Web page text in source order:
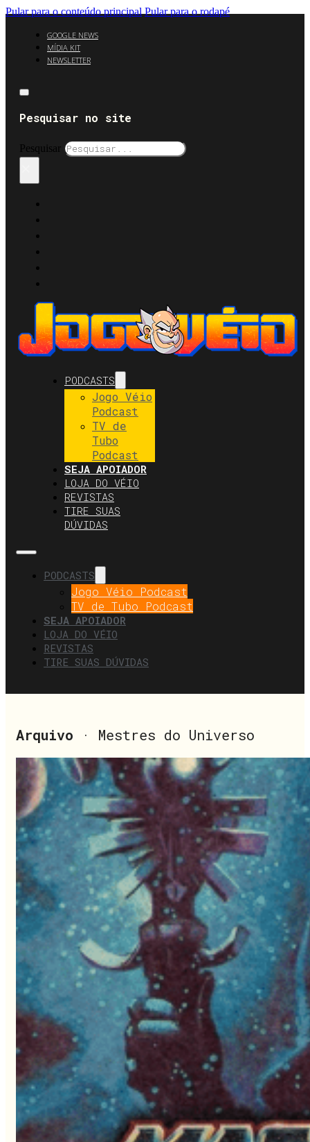
Pular para o conteúdo principal Pular para o rodapé
GOOGLE NEWS
MÍDIA KIT
NEWSLETTER
Pesquisar no site
Pesquisar
PODCASTS
Jogo Véio
Podcast
TV de
Tubo
Podcast
SEJA APOIADOR
LOJA DO VÉIO
REVISTAS
TIRE SUAS
DÚVIDAS
PODCASTS
Jogo Véio Podcast
TV de Tubo Podcast
SEJA APOIADOR
LOJA DO VÉIO
REVISTAS
TIRE SUAS DÚVIDAS
Arquivo · Mestres do Universo